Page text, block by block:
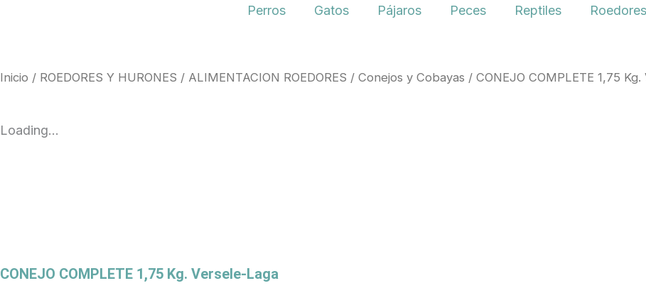
Perros Gatos Pájaros Peces Reptiles
Inicio / ROEDORES Y HURONES / ALIMENTACION ROEDORES / Conejos y Cobayas / CONEJO COMPLETE 1,75
Loading...
CONEJO COMPLETE 1,75 Kg. Versele-Laga